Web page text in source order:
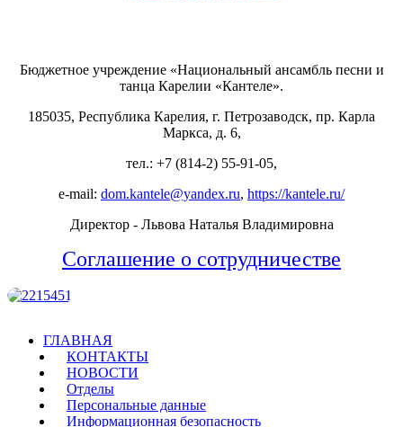
Бюджетное учреждение «Национальный ансамбль песни и
танца Карелии «Кантеле».
185035, Республика Карелия, г. Петрозаводск, пр. Карла
Маркса, д. 6,
тел.: +7 (814-2) 55-91-05,
e-mail: dom.kantele@yandex.ru, https://kantele.ru/
Директор - Львова Наталья Владимировна
Соглашение о сотрудничестве
ГЛАВНАЯ
КОНТАКТЫ
НОВОСТИ
Отделы
Персональные данные
Информационная безопасность